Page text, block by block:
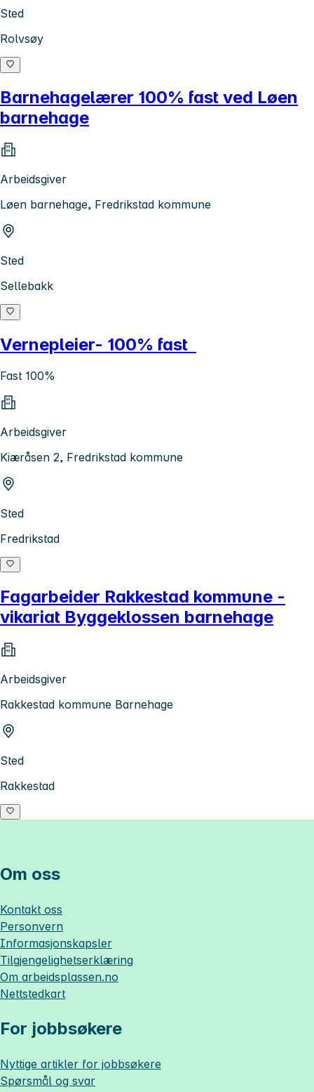
Sted
Rolvsøy
Barnehagelærer 100% fast ved Løen
barnehage
Arbeidsgiver
Løen barnehage, Fredrikstad kommune
Sted
Sellebakk
Vernepleier- 100% fast
Fast 100%
Arbeidsgiver
Kiæråsen 2, Fredrikstad kommune
Sted
Fredrikstad
Fagarbeider Rakkestad kommune -
vikariat Byggeklossen barnehage
Arbeidsgiver
Rakkestad kommune Barnehage
Sted
Rakkestad
Om oss
Kontakt oss
Personvern
Informasjonskapsler
Tilgjengelighetserklæring
Om arbeidsplassen.no
Nettstedkart
For jobbsøkere
Nyttige artikler for jobbsøkere
Spørsmål og svar